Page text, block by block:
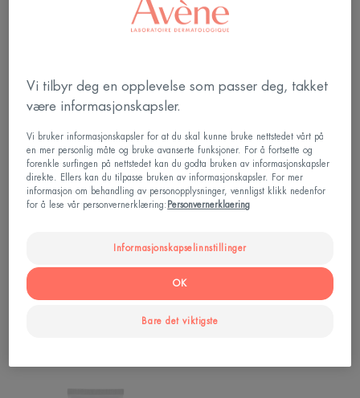
Repairing protective cream |
Barrierekrem
Cold Cream | Fuktighetskrem
Avène
Hydrance
Cream
Light
UV
Light
Hydrating
Vi tilbyr deg en opplevelse som passer deg, takket
være informasjonskapsler.
Vi bruker informasjonskapsler for at du skal kunne bruke nettstedet vårt på
en mer personlig måte og bruke avanserte funksjoner. For å fortsette og
forenkle surfingen på nettstedet kan du godta bruken av informasjonskapsler
direkte. Ellers kan du tilpasse bruken av informasjonskapsler. For mer
informasjon om behandling av personopplysninger, vennligst klikk nedenfor
for å lese vår personvernerklæring: Personvernerklaering
Informasjonskapselinnstillinger
Bare det viktigste
OK